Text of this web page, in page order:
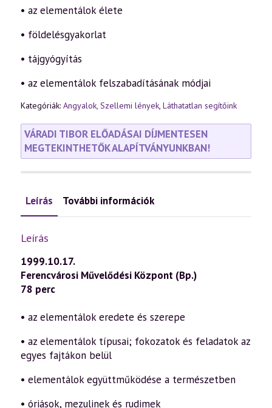
• az elementálok élete
• földelésgyakorlat
• tájgyógyítás
• az elementálok felszabadításának módjai
Kategóriák: Angyalok, Szellemi lények, Láthatatlan segítőink
VÁRADI TIBOR ELŐADÁSAI DÍJMENTESEN
MEGTEKINTHETŐK ALAPÍTVÁNYUNKBAN!
Leírás További információk
Leírás
1999.10.17.
Ferencvárosi Művelődési Központ (Bp.)
78 perc
• az elementálok eredete és szerepe
• az elementálok típusai; fokozatok és feladatok az
egyes fajtákon belül
• elementálok együttműködése a természetben
• óriások, mezulinek és rudimek